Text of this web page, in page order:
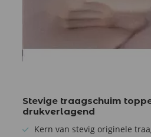
Stevige traagschuim
drukverlagend
Kern van stevig originele